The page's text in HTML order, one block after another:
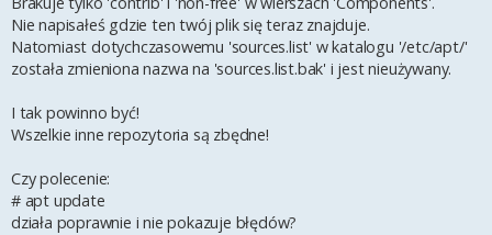
Nie napisałeś gdzie ten twój plik się teraz znajduje.
Natomiast dotychczasowemu 'sources.list' w katalogu '/etc/apt/'
została zmieniona nazwa na 'sources.list.bak' i jest nieużywany.
I tak powinno być!
Wszelkie inne repozytoria są zbędne!
Czy polecenie:
# apt update
działa poprawnie i nie pokazuje błędów?